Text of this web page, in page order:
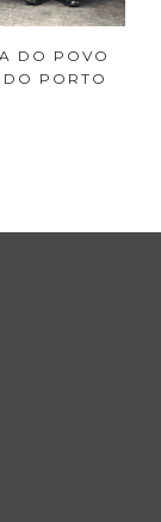
DO POVO
PORTO